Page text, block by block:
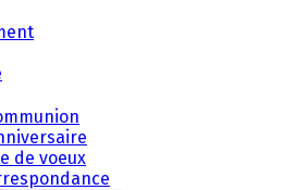
de voeux